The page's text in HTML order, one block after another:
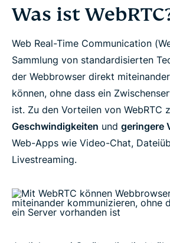
Was ist
Web Real-Time Communication
Sammlung von standardisierten
der Webbrowser direkt
können, ohne dass ein
ist. Zu den Vorteilen von WebRTC
Geschwindigkeiten und geringere
Web-Apps wie Video-Chat,
Livestreaming.